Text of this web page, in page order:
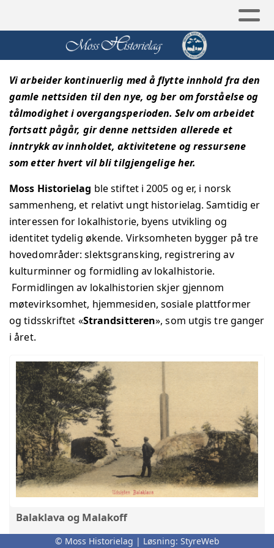
Vi arbeider kontinuerlig med å flytte innhold fra den
gamle nettsiden til den nye, og ber om forståelse og
tålmodighet i overgangsperioden. Selv om arbeidet
fortsatt pågår, gir denne nettsiden allerede et
inntrykk av innholdet, aktivitetene og ressursene
som etter hvert vil bli tilgjengelige her.
Moss Historielag ble stiftet i 2005 og er, i norsk
sammenheng, et relativt ungt historielag. Samtidig er
interessen for lokalhistorie, byens utvikling og
identitet tydelig økende. Virksomheten bygger på tre
hovedområder: slektsgransking, registrering av
kulturminner og formidling av lokalhistorie.
Formidlingen av lokalhistorien skjer gjennom
møtevirksomhet, hjemmesiden, sosiale plattformer
og tidsskriftet «Strandsitteren», som utgis tre ganger
i året.
Balaklava og Malakoff
Om navnene Balaklava og Malakoff, Krimkrigen og
© Moss Historielag | Løsning: StyreWeb